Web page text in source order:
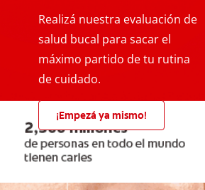
Realizá nuestra evaluación de
salud bucal para sacar el
máximo partido de tu rutina
de cuidado.
¡Empezá ya mismo!